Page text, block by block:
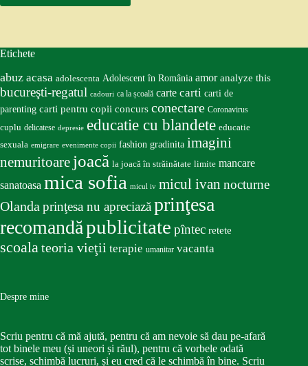
Etichete
abuz acasa adolescenta Adolescent în România amor analyze this
bucureşti-regatul cadouri ca la școală carte carti carti de
parenting carti pentru copii concurs conectare Coronavirus
cuplu delicatese depresie educatie cu blandete educatie
sexuala emigrare evenimente copii fashion gradinita imagini
nemuritoare joacă la joacă în străinătate limite mancare
sanatoasa mica sofia micul iv micul ivan nocturne
Olandaprinţesa nu apreciazăprinţesa
recomandăpublicitate pîntec retete
scoalateoria vieţii terapie umanitar vacanta
Despre mine
Scriu pentru că mă ajută, pentru că am nevoie să dau pe-afară
tot binele meu (și uneori și răul), pentru că vorbele odată
scrise, schimbă lucruri, și eu cred că le schimbă în bine. Scriu